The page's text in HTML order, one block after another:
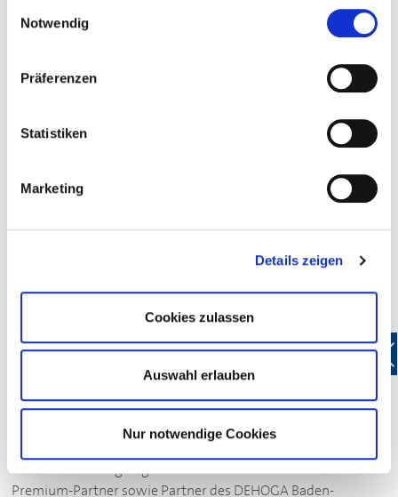
Notwendig
Präferenzen
Statistiken
Marketing
Details zeigen
Cookies zulassen
Auswahl erlauben
Nur notwendige Cookies
von A bis Z finden Sie weiter
unten.
DEHOGA-Partner
Sie sind Unternehmer:in und fühlen sich dem
Gastgewerbe und damit ihren Kundeninteressen
verpflichtet? Werden Sie (Premium-) Partner des
Baden-Württemberg! Oder sind Sie Mitglied im
Verband und neugierig auf dieDEHOGA-Partner? Alle
Premium-Partner sowie Partner des DEHOGABaden-